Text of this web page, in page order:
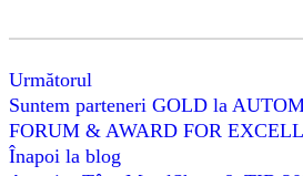
Următorul
Suntem parteneri GOLD la
FORUM & AWARD FOR
Înapoi la blog